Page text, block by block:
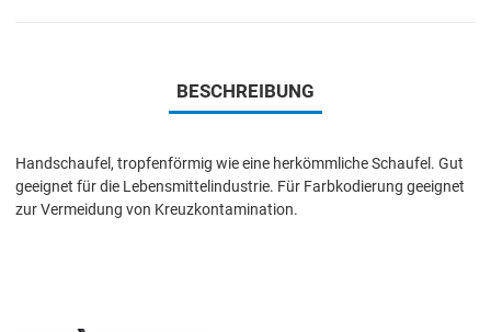
BESCHREIBUNG
Handschaufel, tropfenförmig wie eine herkömmliche Schaufel. Gut
geeignet für die Lebensmittelindustrie. Für Farbkodierung geeignet
zur Vermeidung von Kreuzkontamination.